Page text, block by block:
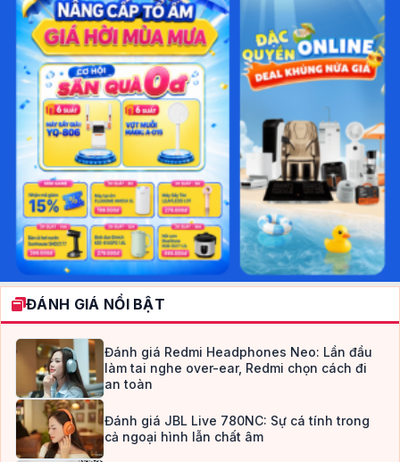
ĐÁNH GIÁ NỔI BẬT
Đánh giá Redmi Headphones Neo: Lần đầu
làm tai nghe over-ear, Redmi chọn cách đi
an toàn
Đánh giá JBL Live 780NC: Sự cá tính trong
cả ngoại hình lẫn chất âm